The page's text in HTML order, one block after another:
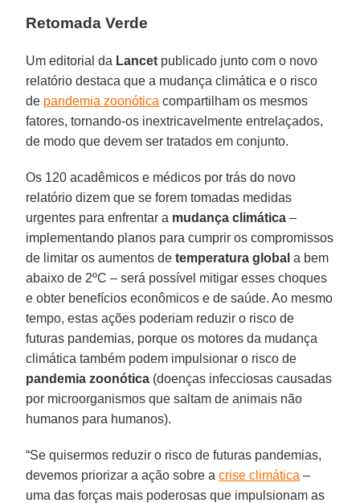
Retomada Verde
Um editorial da Lancet publicado junto com o novo
relatório destaca que a mudança climática e o risco
de pandemia zoonótica compartilham os mesmos
fatores, tornando-os inextricavelmente entrelaçados,
de modo que devem ser tratados em conjunto.
Os 120 acadêmicos e médicos por trás do novo
relatório dizem que se forem tomadas medidas
urgentes para enfrentar a mudança climática –
implementando planos para cumprir os compromissos
de limitar os aumentos detemperatura global a bem
abaixo de 2ºC – será possível mitigar esses choques
e obter benefícios econômicos e de saúde. Ao mesmo
tempo, estas ações poderiam reduzir o risco de
futuras pandemias, porque os motores da mudança
climática também podem impulsionar o risco de
pandemia zoonótica (doenças infecciosas causadas
por microorganismos que saltam de animais não
humanos para humanos).
“Se quisermos reduzir o risco de futuras pandemias,
devemos priorizar a ação sobre acrise climática –
uma das forças mais poderosas que impulsionam as